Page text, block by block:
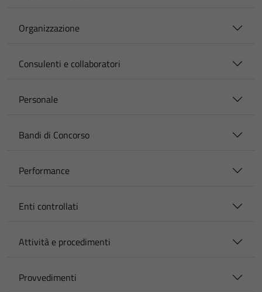
Organizzazione
Consulenti e collaboratori
Personale
Bandi di Concorso
Performance
Enti controllati
Attività e procedimenti
Provvedimenti